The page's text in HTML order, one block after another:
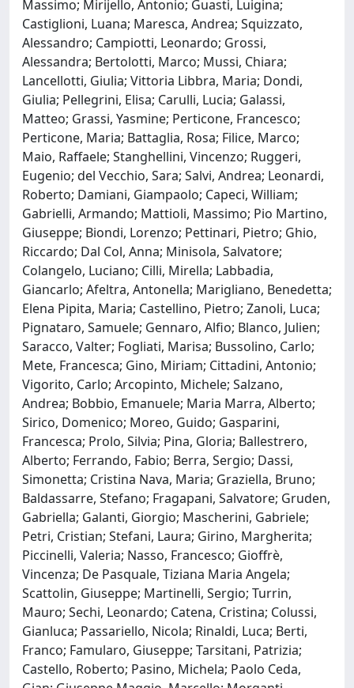
Massimo; Mirijello, Antonio; Guasti, Luigina;
Castiglioni, Luana; Maresca, Andrea; Squizzato,
Alessandro; Campiotti, Leonardo; Grossi,
Alessandra; Bertolotti, Marco; Mussi, Chiara;
Lancellotti, Giulia; Vittoria Libbra, Maria; Dondi,
Giulia; Pellegrini, Elisa; Carulli, Lucia; Galassi,
Matteo; Grassi, Yasmine; Perticone, Francesco;
Perticone, Maria; Battaglia, Rosa; Filice, Marco;
Maio, Raffaele; Stanghellini, Vincenzo; Ruggeri,
Eugenio; del Vecchio, Sara; Salvi, Andrea; Leonardi,
Roberto; Damiani, Giampaolo; Capeci, William;
Gabrielli, Armando; Mattioli, Massimo; Pio Martino,
Giuseppe; Biondi, Lorenzo; Pettinari, Pietro; Ghio,
Riccardo; Dal Col, Anna; Minisola, Salvatore;
Colangelo, Luciano; Cilli, Mirella; Labbadia,
Giancarlo; Afeltra, Antonella; Marigliano, Benedetta;
Elena Pipita, Maria; Castellino, Pietro; Zanoli, Luca;
Pignataro, Samuele; Gennaro, Alfio; Blanco, Julien;
Saracco, Valter; Fogliati, Marisa; Bussolino, Carlo;
Mete, Francesca; Gino, Miriam; Cittadini, Antonio;
Vigorito, Carlo; Arcopinto, Michele; Salzano,
Andrea; Bobbio, Emanuele; Maria Marra, Alberto;
Sirico, Domenico; Moreo, Guido; Gasparini,
Francesca; Prolo, Silvia; Pina, Gloria; Ballestrero,
Alberto; Ferrando, Fabio; Berra, Sergio; Dassi,
Simonetta; Cristina Nava, Maria; Graziella, Bruno;
Baldassarre, Stefano; Fragapani, Salvatore; Gruden,
Gabriella; Galanti, Giorgio; Mascherini, Gabriele;
Petri, Cristian; Stefani, Laura; Girino, Margherita;
Piccinelli, Valeria; Nasso, Francesco; Gioffrè,
Vincenza; De Pasquale, Tiziana Maria Angela;
Scattolin, Giuseppe; Martinelli, Sergio; Turrin,
Mauro; Sechi, Leonardo; Catena, Cristina; Colussi,
Gianluca; Passariello, Nicola; Rinaldi, Luca; Berti,
Franco; Famularo, Giuseppe; Tarsitani, Patrizia;
Castello, Roberto; Pasino, Michela; Paolo Ceda,